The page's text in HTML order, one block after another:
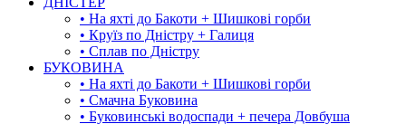
• На яхті до Бакоти + Шишкові горби
• Круїз по Дністру + Галиця
• Сплав по Дністру
БУКОВИНА
• На яхті до Бакоти + Шишкові горби
• Смачна Буковина
• Буковинські водоспади + печера Довбуша